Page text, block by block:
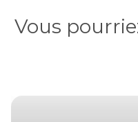
Vous